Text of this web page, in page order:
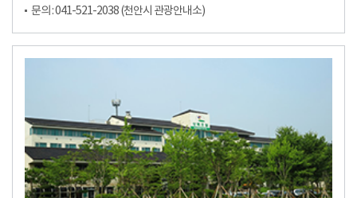
문의 : 041-521-2038 (천안시 관광안내소)